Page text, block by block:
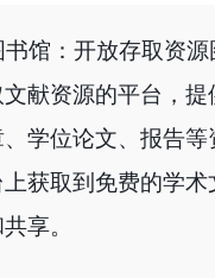
馆：开放存取资
献资源的平台，提
学位论文、报告等
获取到免费的学
享。